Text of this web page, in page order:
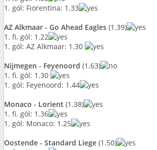
1. gól: Fiorentina: 1.33
AZ Alkmaar - Go Ahead Eagles (1.39)
1. fi. gól: 1.22
1. gól: AZ Alkmaar: 1.30
Nijmegen - Feyenoord (1.63)
1. fi. gól: 1.30
1. gól: Feyenoord: 1.44
Monaco - Lorient (1.38)
1. fi. gól: 1.36
1. gól: Monaco: 1.25
Oostende - Standard Liege (1.50)